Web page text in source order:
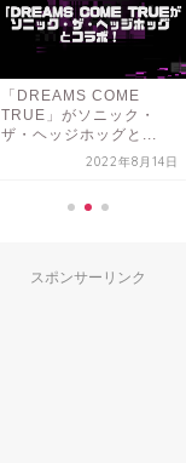
ヲタクに恋は難しい地震
で中断の再放送はない理
由！無料でラストの続
スポンサーリンク